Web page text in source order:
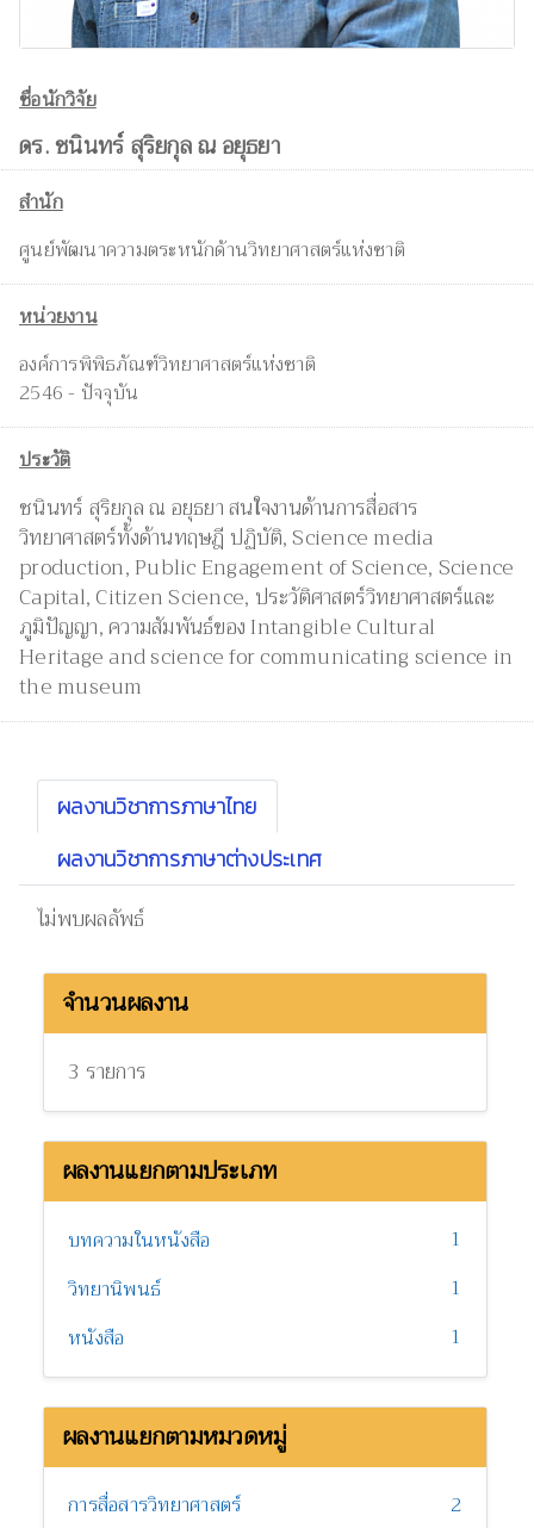
ชื่อนักวิจัย
ดร. ชนินทร์ สุริยกุล ณ อยุธยา
สำนัก
ศูนย์พัฒนาความตระหนักด้านวิทยาศาสตร์แห่งชาติ
หน่วยงาน
องค์การพิพิธภัณฑ์วิทยาศาสตร์แห่งชาติ
2546 - ปัจจุบัน
ประวัติ
ชนินทร์ สุริยกุล ณ อยุธยา สนใจงานด้านการสื่อสาร
วิทยาศาสตร์ทั้งด้านทฤษฎี ปฏิบัติ, Science media
production, Public Engagement of Science, Science
Capital, Citizen Science, ประวัติศาสตร์วิทยาศาสตร์และ
ภูมิปัญญา, ความสัมพันธ์ของ Intangible Cultural
Heritage and science for communicating science in
the museum
ผลงานวิชาการภาษาไทย
ผลงานวิชาการภาษาต่างประเทศ
ไม่พบผลลัพธ์
จำนวนผลงาน
3 รายการ
ผลงานแยกตามประเภท
บทความในหนังสือ
1
วิทยานิพนธ์
1
หนังสือ
1
ผลงานแยกตามหมวดหมู่
การสื่อสารวิทยาศาสตร์ 2